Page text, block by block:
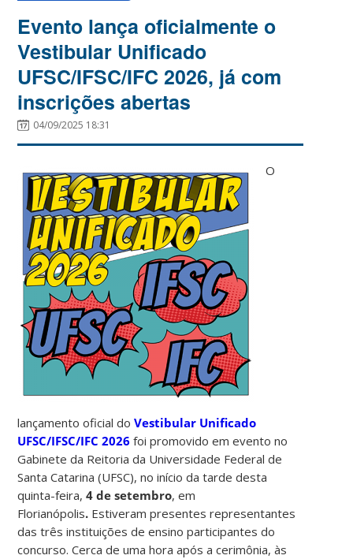
Evento lança oficialmente o
Vestibular Unificado
UFSC/IFSC/IFC 2026, já com
inscrições abertas
04/09/2025 18:31
O
lançamento oficial doVestibular Unificado
UFSC/IFSC/IFC 2026 foi promovido em evento no
Gabinete da Reitoria da Universidade Federal de
Santa Catarina (UFSC), no início da tarde desta
quinta-feira,4 de setembro, em
Florianópolis. Estiveram presentes representantes
das três instituições de ensino participantes do
concurso. Cerca de uma hora após a cerimônia, às